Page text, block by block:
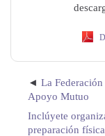
La
Apoyo Mutuo
Inclúyete
preparación física